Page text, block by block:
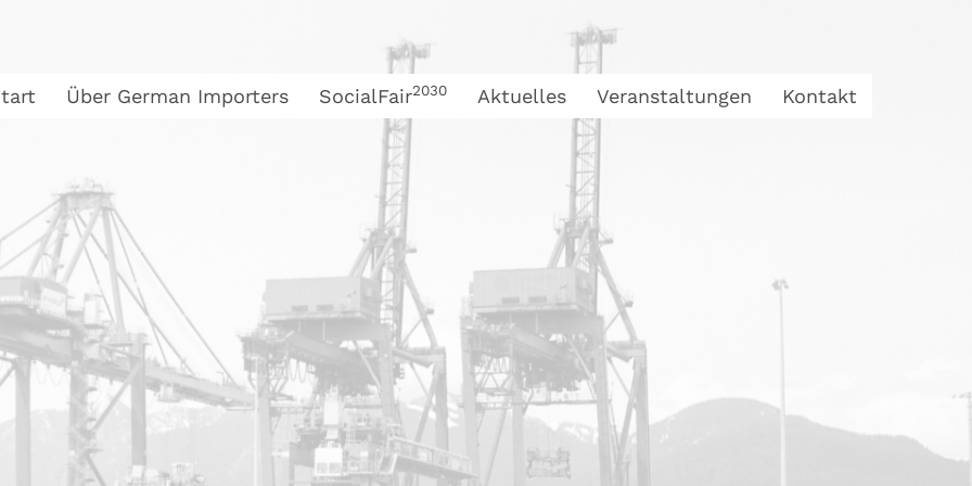
Über German Importers SocialFair2030 Aktuelles Veranstaltungen Kontakt